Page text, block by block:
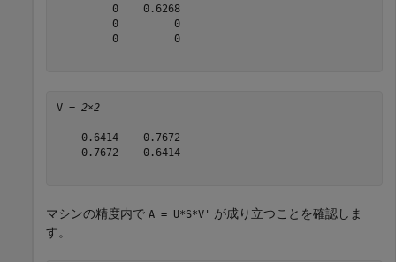
         0    0.6268
         0         0
         0         0
V = 2×2
   -0.6414    0.7672
   -0.7672   -0.6414
マシンの精度内で A = U*S*V' が成り立つことを確認しま
す。